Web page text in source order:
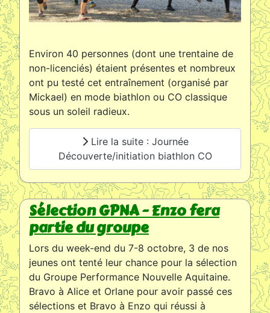
Environ 40 personnes (dont une trentaine de
non-licenciés) étaient présentes et nombreux
ont pu testé cet entraînement (organisé par
Mickael) en mode biathlon ou CO classique
sous un soleil radieux.
Lire la suite : Journée
Découverte/initiation biathlon CO
Sélection GPNA - Enzo fera
partie du groupe
Lors du week-end du 7-8 octobre, 3 de nos
jeunes ont tenté leur chance pour la sélection
du Groupe Performance Nouvelle Aquitaine.
Bravo à Alice et Orlane pour avoir passé ces
sélections et Bravo à Enzo qui réussi à